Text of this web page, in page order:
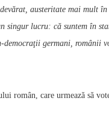
austeritate mai mult
singur lucru: că suntem în
germani, românii
român, care urmează să